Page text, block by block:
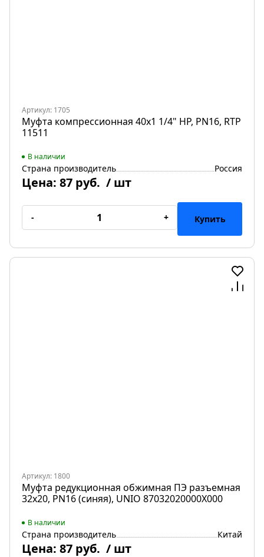
Артикул: 1705
Муфта компрессионная 40х1 1/4" НР, PN16, RTP
11511
В наличии
Страна производитель Россия
Цена: 87 руб. / шт
- + Купить
Артикул: 1800
Муфта редукционная обжимная ПЭ разъемная
32х20, PN16 (синяя), UNIO 87032020000X000
В наличии
Страна производитель Китай
Цена: 87 руб. / шт